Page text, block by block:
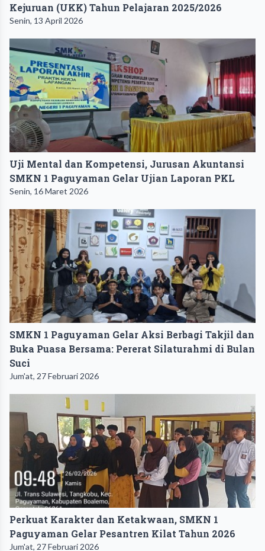
Kejuruan (UKK) Tahun Pelajaran 2025/2026
Senin, 13 April 2026
Uji Mental dan Kompetensi, Jurusan Akuntansi
SMKN 1 Paguyaman Gelar Ujian Laporan PKL
Senin, 16 Maret 2026
SMKN 1 Paguyaman Gelar Aksi Berbagi Takjil dan
Buka Puasa Bersama: Pererat Silaturahmi di Bulan
Suci
Jum'at, 27 Februari 2026
Perkuat Karakter dan Ketakwaan, SMKN 1
Paguyaman Gelar Pesantren Kilat Tahun 2026
Jum'at, 27 Februari 2026